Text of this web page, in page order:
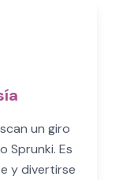
un giro
Sprunki. Es
y divertirse